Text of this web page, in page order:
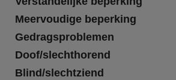
Meervoudige beperking
Gedragsproblemen
Doof/slechthorend
Blind/slechtziend